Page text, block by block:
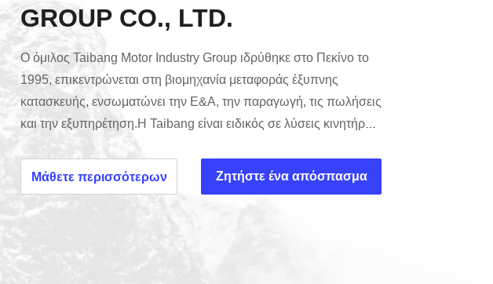
GROUP CO., LTD.
Ο όμιλος Taibang Motor Industry Group ιδρύθηκε στο Πεκίνο το
1995, επικεντρώνεται στη βιομηχανία μεταφοράς έξυπνης
κατασκευής, ενσωματώνει την Ε&Α, την παραγωγή, τις πωλήσεις
και την εξυπηρέτηση.Η Taibang είναι ειδικός σε λύσεις κινητήρων
με γρανάζια στον τομέα της αυτοματοποίησης και των ευφυών
εξοπλισμώνΗ Taibang έχει μια πλούσια ομάδα προϊόντων για να
τεχνικοί δείκτες έχουν φτάσει τα διεθνή προηγμένα πρότυπα. Με
Μάθετε περισσότερων Ζητήστε ένα απόσπασμα